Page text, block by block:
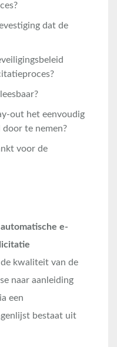
dat de
out het eenvoudig
te nemen?
voor de
e-
kwaliteit van de
naar aanleiding
een
bestaat uit